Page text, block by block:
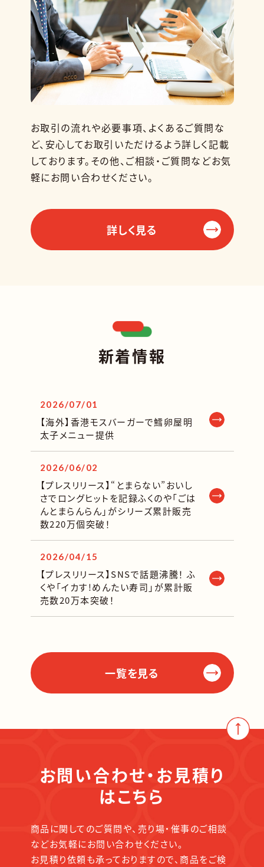
お取引の流れや必要事項、よくあるご質問な
ど、安心してお取引いただけるよう詳しく記載
しております。その他、ご相談・ご質問などお気
軽にお問い合わせください。
詳しく見る
新着情報
2026/07/01
【海外】香港モスバーガーで鱈卵屋明
太子メニュー提供
2026/06/02
【プレスリリース】“とまらない”おいし
さでロングヒットを記録ふくのや「ごは
んとまらんらん」がシリーズ累計販売
数220万個突破！
2026/04/15
【プレスリリース】SNSで話題沸騰！ ふ
くや「イカす!めんたい寿司」が累計販
売数20万本突破！
一覧を見る
お問い合わせ・お見積り
はこちら
商品に関してのご質問や、売り場・催事のご相談
などお気軽にお問い合わせください。
お見積り依頼も承っておりますので、商品をご検